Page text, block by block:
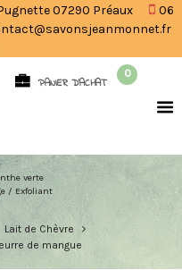
07290 Préaux
06
PANIER D'ACHAT
0
verte
/ Exfoliant
Lait de Chèvre
de mangue